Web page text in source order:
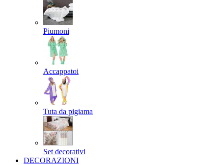
Piumoni
Accappatoi
Tuta da pigiama
Set decorativi
DECORAZIONI